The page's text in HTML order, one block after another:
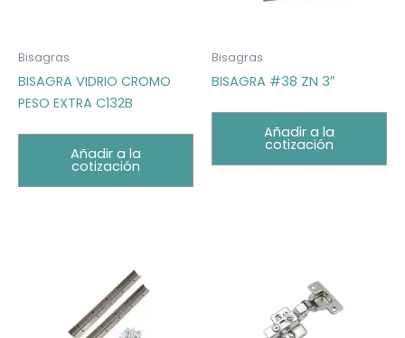
Bisagras
BISAGRA VIDRIO CROMO
PESO EXTRA C132B
Añadir a la
cotización
Bisagras
BISAGRA #38 ZN 3″
Añadir a la
cotización